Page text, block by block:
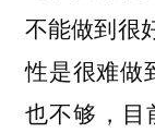
不能做到很
性是很难做
也不够，目